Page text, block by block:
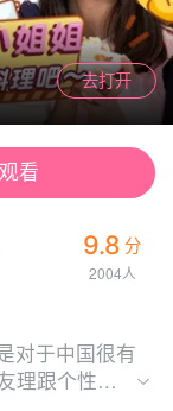
清晰度
App App
去打开
看
9.8 分
2004人
对于中国很有
理跟个性洋